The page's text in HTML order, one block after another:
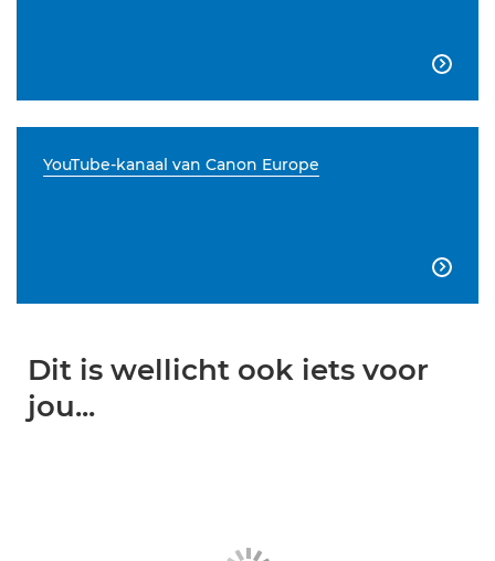

YouTube-kanaal van Canon Europe

Dit is wellicht ook iets voor
jou...